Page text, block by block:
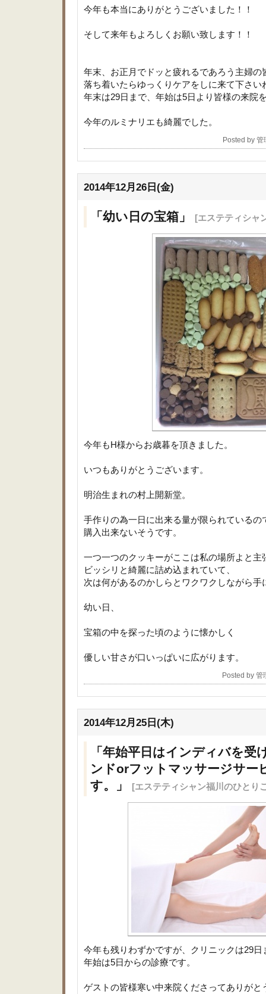
今年も本当にありがとうございました！！
そして来年もよろしくお願い致します！！
年末、お正月でドッと疲れるであろう主婦の
落ち着いたらゆっくりケアをしに来て下さい
年末は29日まで、年始は5日より皆様の来院
今年のルミナリエも綺麗でした。
Posted by
2014年12月26日(金)
「幼い日の宝箱」 [エステティシャ
今年もH様からお歳暮を頂きました。
いつもありがとうございます。
明治生まれの村上開新堂。
手作りの為一日に出来る量が限られているの
購入出来ないそうです。
一つ一つのクッキーがここは私の場所よと主
ビッシリと綺麗に詰め込まれていて、
次は何があるのかしらとワクワクしながら手
幼い日、
宝箱の中を探った頃のように懐かしく
優しい甘さが口いっぱいに広がります。
Posted by
2014年12月25日(木)
「年始平日はインディバを受
ンドorフットマッサージサー
す。」
[エステティシャン福川のひとり
今年も残りわずかですが、クリニックは29
年始は5日からの診療です。
ゲストの皆様寒い中来院くださってありがと